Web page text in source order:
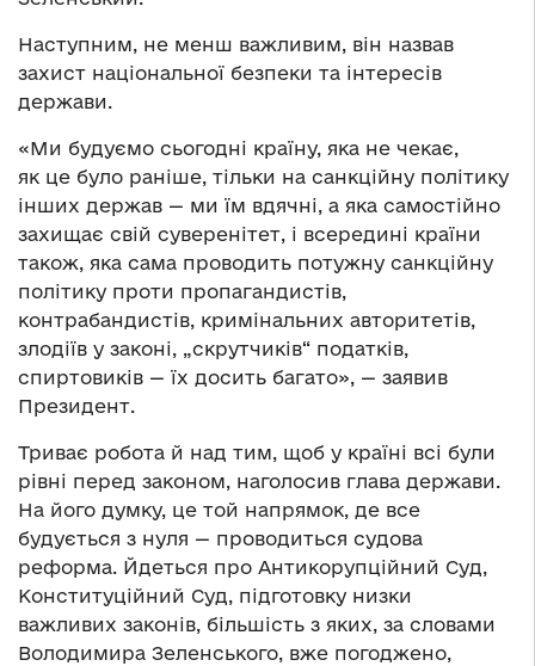
Наступним, не менш важливим, він назвав
захист національної безпеки та інтересів
держави.
«Ми будуємо сьогодні країну, яка не чекає,
як це було раніше, тільки на санкційну політику
інших держав — ми їм вдячні, а яка самостійно
захищає свій суверенітет, і всередині країни
також, яка сама проводить потужну санкційну
політику проти пропагандистів,
контрабандистів, кримінальних авторитетів,
злодіїв у законі, „скрутчиків“ податків,
спиртовиків — їх досить багато», — заявив
Президент.
Триває робота й над тим, щоб у країні всі були
рівні перед законом, наголосив глава держави.
На його думку, це той напрямок, де все
будується з нуля — проводиться судова
реформа. Йдеться про Антикорупційний Суд,
Конституційний Суд, підготовку низки
важливих законів, більшість з яких, за словами
Володимира Зеленського, вже погоджено,